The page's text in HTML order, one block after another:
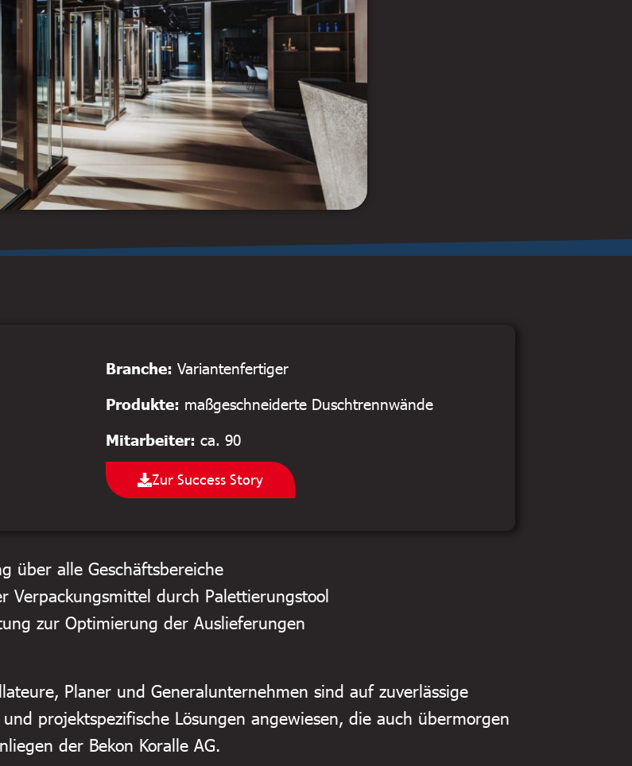
Branche: Variantenfertiger
Produkte: maßgeschneiderte Duschtrennwände
Mitarbeiter: ca. 90
Zur Success Story
über alle Geschäftsbereiche
Verpackungsmittel durch Palettierungstool
zur Optimierung der Auslieferungen
Planer und Generalunternehmen sind auf zuverlässige
projektspezifische Lösungen angewiesen, die auch übermorgen
der Bekon Koralle AG.